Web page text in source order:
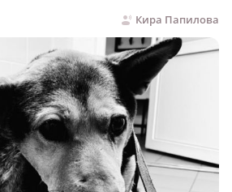
Кира Папилова